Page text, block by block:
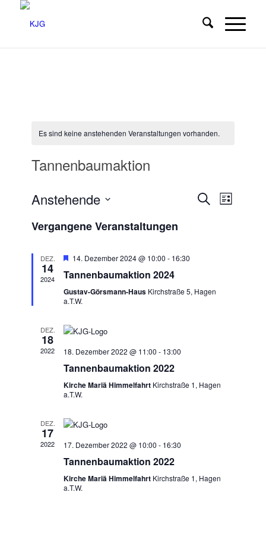
Es sind keine anstehenden Veranstaltungen vorhanden.
Tannenbaumaktion
SucheListe
Anstehende
wählen.
Vergangene Veranstaltungen
DEZ.
14
2024
Empfohlen
14. Dezember 2024 @ 10:00 - 16:30
Tannenbaumaktion 2024
Gustav-Görsmann-Haus Kirchstraße 5, Hagen
a.T.W.
DEZ.
18
2022 18. Dezember 2022 @ 11:00 - 13:00
Tannenbaumaktion 2022
Kirche Mariä Himmelfahrt Kirchstraße 1, Hagen
a.T.W.
DEZ.
17
2022 17. Dezember 2022 @ 10:00 - 16:30
Tannenbaumaktion 2022
Kirche Mariä Himmelfahrt Kirchstraße 1, Hagen
a.T.W.